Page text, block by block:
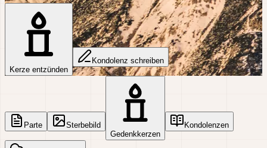
Kerze entzünden
Kondolenz schreiben
Parte
Sterbebild
Gedenkkerzen
Kondolenzen